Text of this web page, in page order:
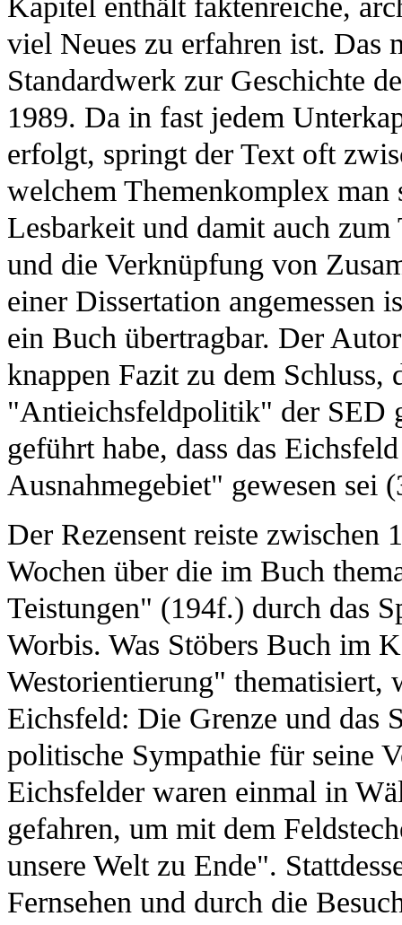
viel Neues zu erfahren ist. Das
Standardwerk zur Geschichte
1989. Da in fast jedem
erfolgt, springt der Text oft
welchem Themenkomplex
Lesbarkeit und damit auch
und die Verknüpfung von
einer Dissertation angemessen
ein Buch übertragbar. Der
knappen Fazit zu dem
"Antieichsfeldpolitik" der SED
geführt habe, dass das
Ausnahmegebiet" gewesen sei
Der Rezensent reiste zwischen
Wochen über die im Buch
Teistungen" (194f.) durch das
Worbis. Was Stöbers Buch im
Westorientierung" thematisiert,
Eichsfeld: Die Grenze und das
politische Sympathie für seine
Eichsfelder waren einmal in
gefahren, um mit dem
unsere Welt zu Ende".
Fernsehen und durch die